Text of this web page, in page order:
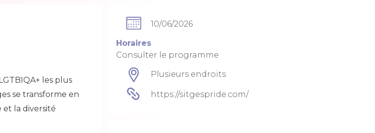
les plus
se transforme en
et la diversité
10/06/2026
Horaires
Consulter le programme
Plusieurs endroits
https://sitgespride.com/